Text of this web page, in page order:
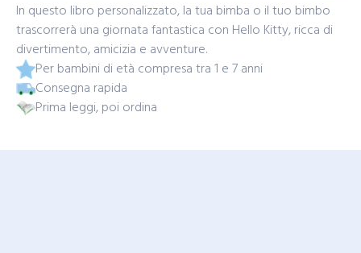
In questo libro personalizzato, la tua bimba o il tuo bimbo
trascorrerà una giornata fantastica con Hello Kitty, ricca di
divertimento, amicizia e avventure.
Per bambini di età compresa tra 1 e 7 anni
Consegna rapida
Prima leggi, poi ordina